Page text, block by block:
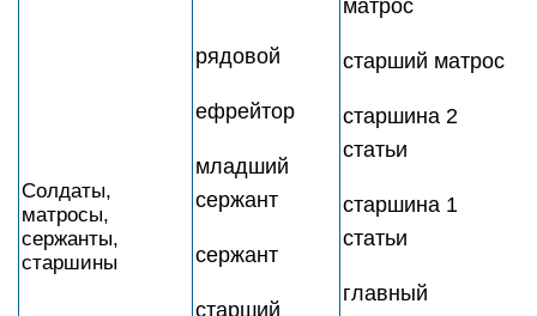
Солдаты,
матросы,
сержанты,
старшины
рядовой
ефрейтор
младший
сержант
сержант
старший
матрос
старший матрос
старшина 2
статьи
старшина 1
статьи
главный